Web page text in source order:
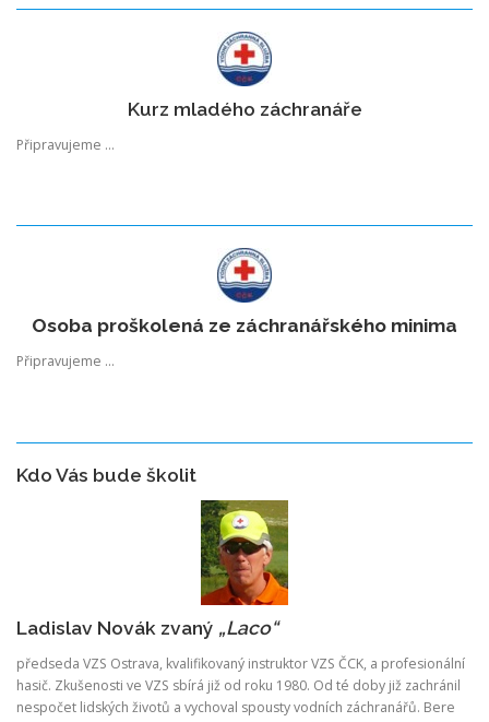
Kurz mladého záchranáře
Připravujeme …
Osoba proškolená ze záchranářského minima
Připravujeme …
Kdo Vás bude školit
Ladislav Novák zvaný „Laco“
předseda VZS Ostrava, kvalifikovaný instruktor VZS ČCK, a profesionální
hasič. Zkušenosti ve VZS sbírá již od roku 1980. Od té doby již zachránil
nespočet lidských životů a vychoval spousty vodních záchranářů. Bere